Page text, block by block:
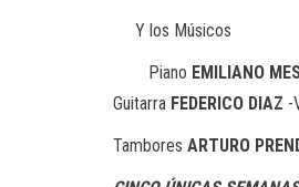
Y los Músicos
Piano EMILIANO
Guitarra FEDERICO DIAZ -
Tambores ARTURO